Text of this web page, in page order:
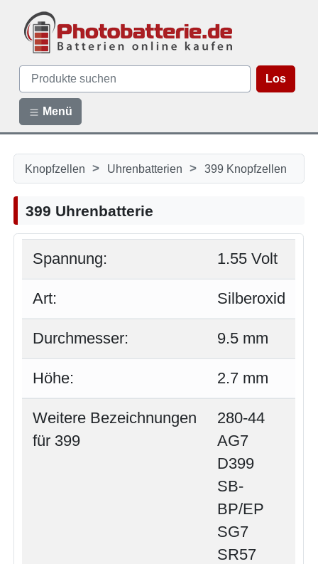
Los
Menü
Knopfzellen > Uhrenbatterien > 399 Knopfzellen
399 Uhrenbatterie
Spannung: 1.55 Volt
Art: Silberoxid
Durchmesser: 9.5 mm
Höhe: 2.7 mm
Weitere Bezeichnungen
für 399
280-44
AG7
D399
SB-
BP/EP
SG7
SR57